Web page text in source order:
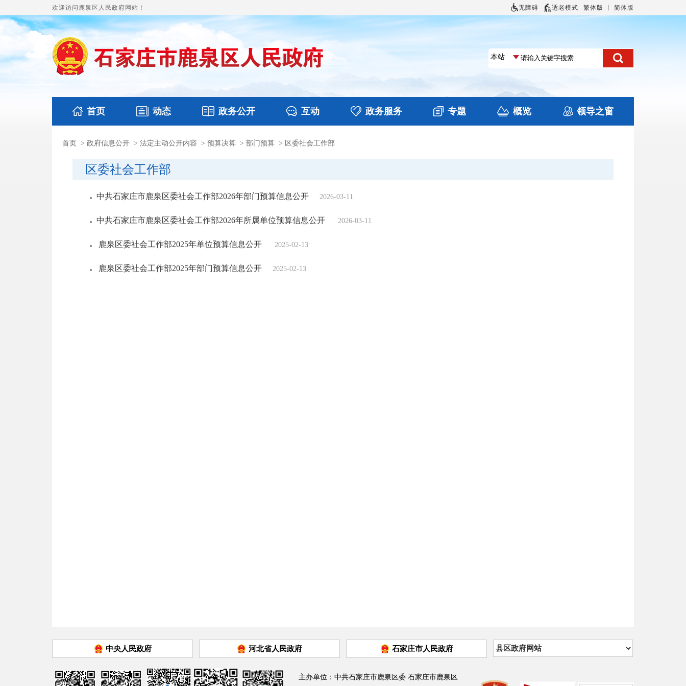
欢迎访问鹿泉区人民政府网站！ 无障碍 适老模式 繁体版 简体版
首页 动态
国务要闻 鹿泉要闻 图片新闻 视频播报
政务公开
本区文件 财政预决算
互动
政务咨询
政务服务 专题
涉企收费目录清单
概览 领导之窗
首页 > 政府信息公开 > 法定主动公开内容 > 预算决算 > 部门预算 > 区委社会工作部
区委社会工作部
中共石家庄市鹿泉区委社会工作部2026年部门预算信息公开 2026-03-11
中共石家庄市鹿泉区委社会工作部2026年所属单位预算信息公开 2026-03-11
鹿泉区委社会工作部2025年单位预算信息公开 2025-02-13
鹿泉区委社会工作部2025年部门预算信息公开 2025-02-13